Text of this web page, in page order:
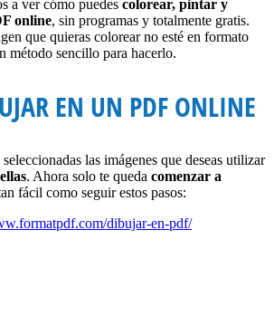
a ver cómo puedes colorear, pintar y
online, sin programas y totalmente gratis.
que quieras colorear no esté en formato
método sencillo para hacerlo.
EN UN PDF ONLINE
las imágenes que deseas utilizar
. Ahora solo te queda comenzar a
fácil como seguir estos pasos:
dibujar-en-pdf/